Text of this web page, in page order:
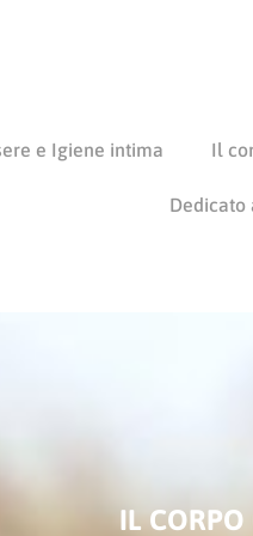
e Igiene intima Il
Dedicato
IL